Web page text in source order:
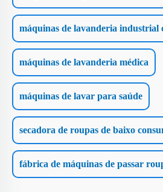
máquinas de lavanderia industrial
máquinas de lavanderia médica
máquinas de lavar para saúde
secadora de roupas de baixo
fábrica de máquinas de passar